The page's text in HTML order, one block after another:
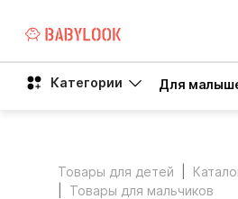
Категории Для
Товары для детей
Товары для мальчиков